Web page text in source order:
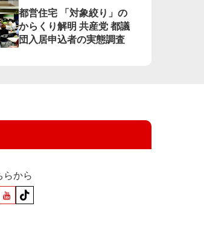
都営住宅 「対象絞り」の
からくり解明 共産党 都議
団入居申込者の実態調査
らから